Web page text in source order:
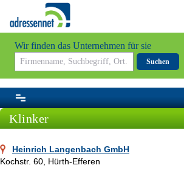
Wir finden das Unternehmen für sie
Suchen
Klinker
Heinrich Langenbach GmbH
Kochstr. 60, Hürth-Efferen